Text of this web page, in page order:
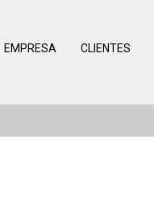
EMPRESA CLIENTES